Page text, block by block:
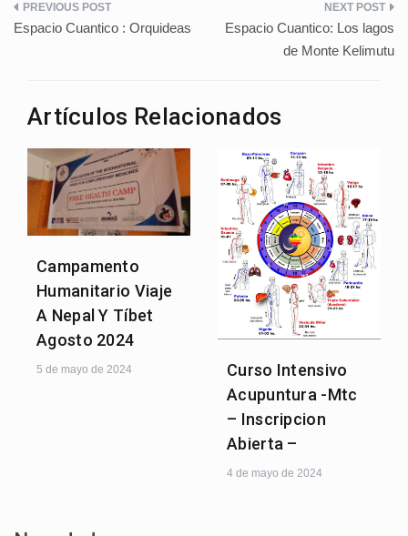
Navegación
Espacio Cuantico : Orquideas
Espacio Cuantico: Los lagos
de Monte Kelimutu
Artículos Relacionados
Campamento
Humanitario Viaje
A Nepal Y Tíbet
Agosto 2024
5 de mayo de 2024
Curso Intensivo
Acupuntura -Mtc
– Inscripcion
Abierta –
4 de mayo de 2024